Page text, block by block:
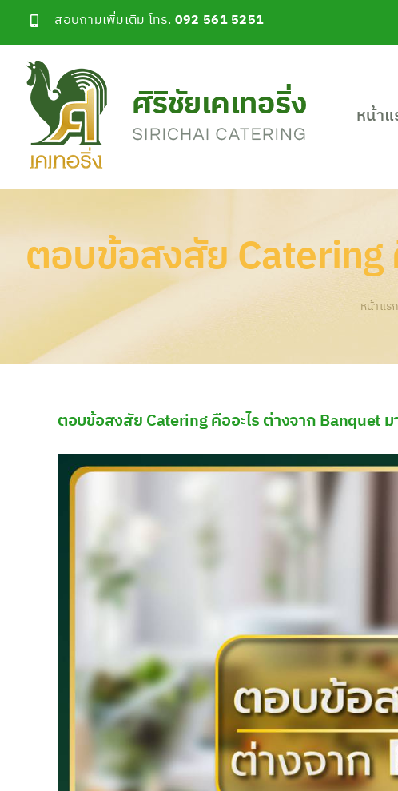
content
สอบถามเพิ่มเติม โทร. 092 561 5251
หน้า
ตอบข้อสงสัย Catering
หน้าแรก
ตอบข้อสงสัย Catering คืออะไร ต่างจาก Banquet